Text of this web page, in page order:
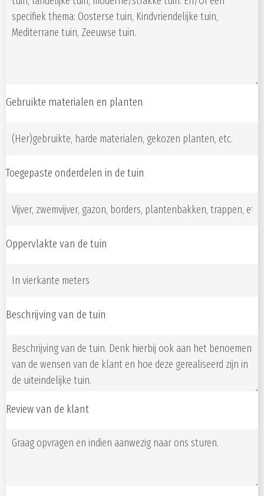
Gebruikte materialen en planten
Toegepaste onderdelen in de tuin
Oppervlakte van de tuin
Beschrijving van de tuin
Review van de klant